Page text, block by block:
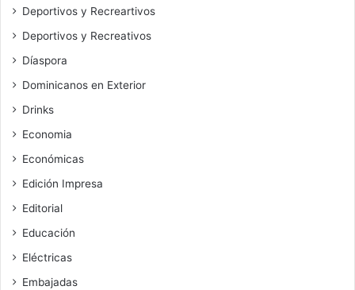
Deportivos y Recreartivos
Deportivos y Recreativos
Díaspora
Dominicanos en Exterior
Drinks
Economia
Económicas
Edición Impresa
Editorial
Educación
Eléctricas
Embajadas